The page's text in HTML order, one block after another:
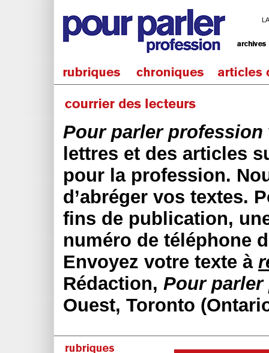
Pour parler profession
lettres et des articles
pour la profession.
d’abréger vos textes.
fins de publication,
numéro de téléphone
Envoyez votre texte à
Rédaction, Pour
Ouest, Toronto